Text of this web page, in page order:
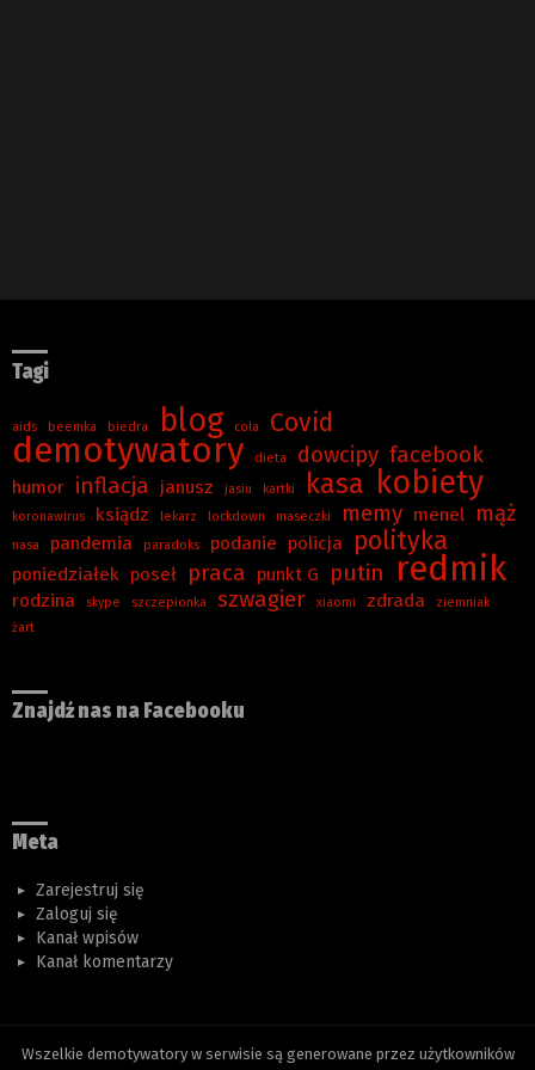
Tagi
aids beemka biedra blog cola Covid
demotywatory dieta dowcipy facebook
humor inflacja janusz jasiu kartki kasa kobiety
koronawirus ksiądz lekarz lockdown maseczki memy menel mąż
nasa pandemia paradoks podanie policja polityka
poniedziałek poseł praca punkt G putin redmik
rodzina skype szczepionka szwagier xiaomi zdrada
ziemniak
żart
Znajdź nas na Facebooku
Meta
Zarejestruj się
Zaloguj się
Kanał wpisów
Kanał komentarzy
Wszelkie demotywatory w serwisie są generowane przez użytkowników